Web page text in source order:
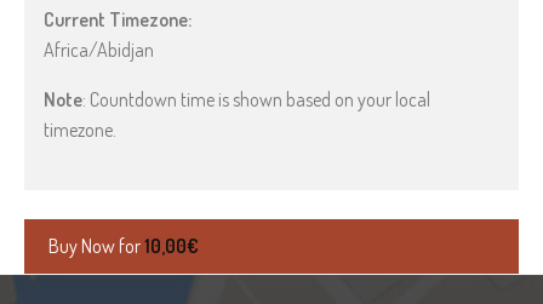
Current Timezone:
Africa/Abidjan
Note: Countdown time is shown based on your local
timezone.
Buy Now for10,00€